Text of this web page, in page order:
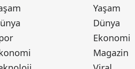
Yaşam
Dünya
Ekonomi
Magazin